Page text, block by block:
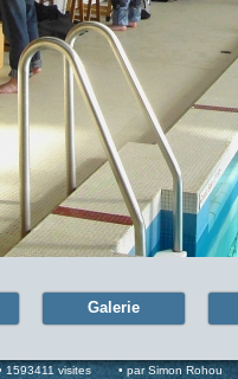
Galerie
1593411 visites par Simon Rohou